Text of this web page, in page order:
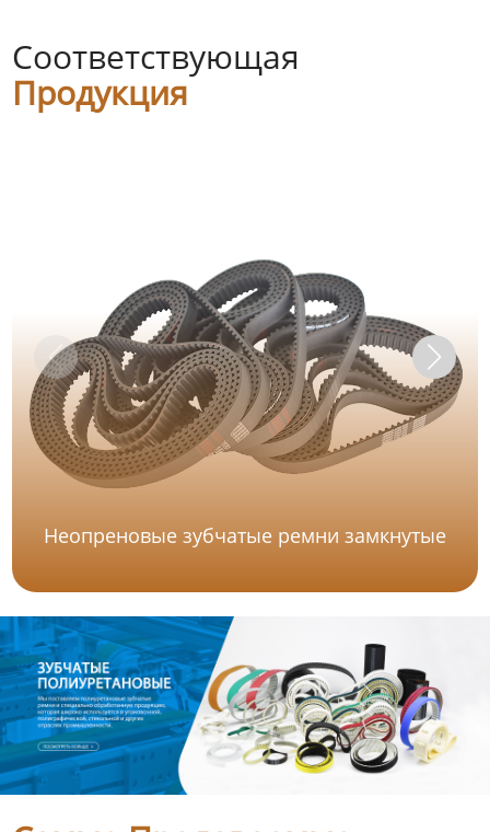
Соответствующая
Продукция
Неопреновые зубчатые ремни замкнутые